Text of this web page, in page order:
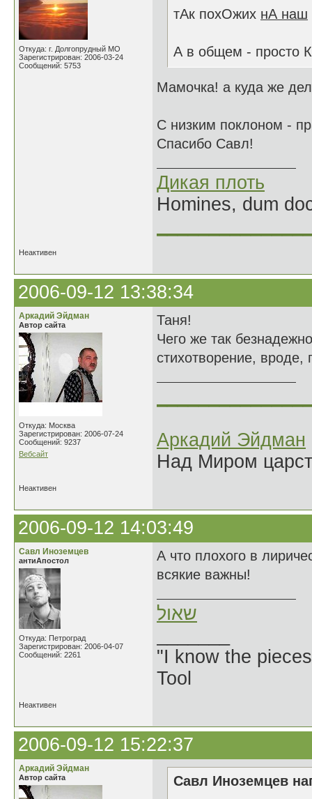
Откуда: г. Долгопрудный МО
Зарегистрирован: 2006-03-24
Сообщений: 5753
тАк похОжих нА наш
А в общем - просто
Мамочка! а куда же
С низким поклоном -
Спасибо Савл!
Дикая плоть
Homines, dum
Неактивен
2006-09-12 13:38:34
Аркадий Эйдман
Автор сайта
Откуда: Москва
Зарегистрирован: 2006-07-24
Сообщений: 9237
Вебсайт
Таня!
Чего же так
стихотворение,
Аркадий Эйдман
Над Миром
Неактивен
2006-09-12 14:03:49
Савл Иноземцев
антиАпостол
Откуда: Петроград
Зарегистрирован: 2006-04-07
Сообщений: 2261
А что плохого в
всякие важны!
שאול
"I know the
Tool
Неактивен
2006-09-12 15:22:37
Аркадий Эйдман
Автор сайта
Савл Иноземцев